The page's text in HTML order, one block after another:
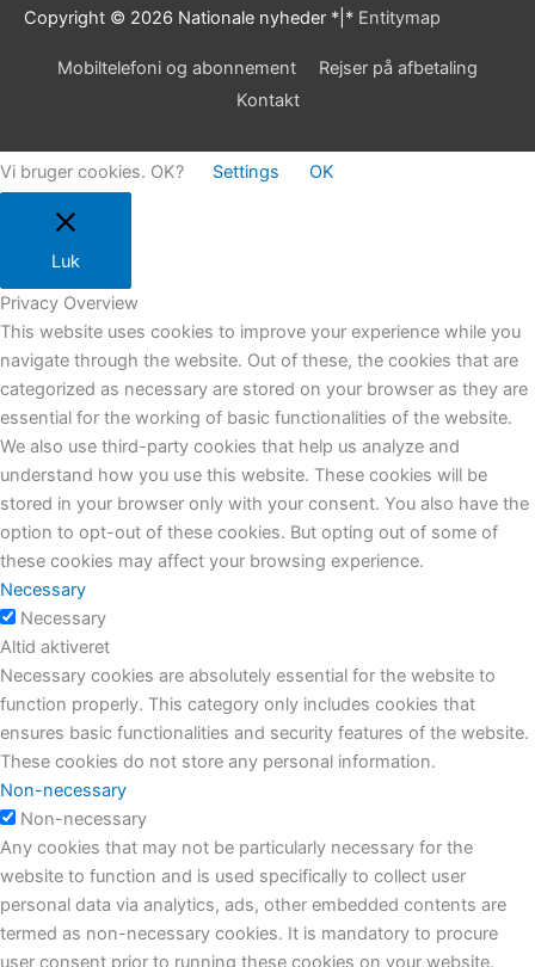
Copyright © 2026 Nationale nyheder *|* Entitymap
Mobiltelefoni og abonnement
Rejser på afbetaling
Kontakt
Vi bruger cookies. OK? Settings OK
Luk
Privacy Overview
This website uses cookies to improve your experience while you
navigate through the website. Out of these, the cookies that are
categorized as necessary are stored on your browser as they are
essential for the working of basic functionalities of the website.
We also use third-party cookies that help us analyze and
understand how you use this website. These cookies will be
stored in your browser only with your consent. You also have the
option to opt-out of these cookies. But opting out of some of
these cookies may affect your browsing experience.
Necessary
Necessary
Altid aktiveret
Necessary cookies are absolutely essential for the website to
function properly. This category only includes cookies that
ensures basic functionalities and security features of the website.
These cookies do not store any personal information.
Non-necessary
Non-necessary
Any cookies that may not be particularly necessary for the
website to function and is used specifically to collect user
personal data via analytics, ads, other embedded contents are
termed as non-necessary cookies. It is mandatory to procure
user consent prior to running these cookies on your website.